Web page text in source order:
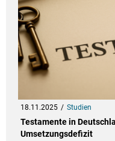
18.11.2025 Studien
Testamente in
Umsetzungsdefizit